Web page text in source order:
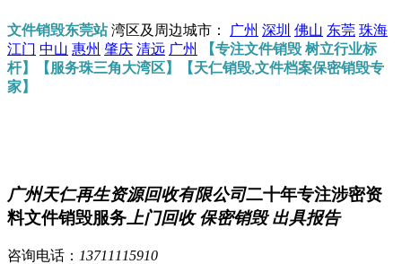
文件销毁东莞站湾区及周边城市： 广州 深圳 佛山 东莞 珠海
江门 中山 惠州 肇庆 清远 广州
【专注文件销毁 树立行业标
杆】【服务珠三角大湾区】【天仁销毁,文件档案保密销毁专
家】
广州天仁再生资源回收有限公司二十年专注涉密资
料文件销毁服务 上门回收 保密销毁 出具报告
咨询电话： 13711115910